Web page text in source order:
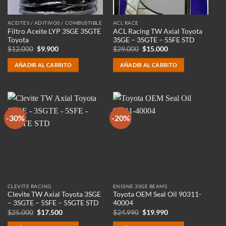
ACEITES / ADITIVOS / COMBUSTIBLE
Filtro Aceite LYP 3SGE 3SGTE
Toyota
$12.000 El
original
era:
$12.000.
$9.900El
actual
es:
$9.900.
AÑADIR AL CARRITO
ACL RACE
ACL Racing TW Axial Toyota
3SGE – 3SGTE – 5SFE STD
$29.000 El
original
era:
$29.000.
$15.000El
actual
es:
$15.000.
AÑADIR AL CARRITO
-30%
CLEVITE RACING
Clevite TW Axial Toyota 3SGE
– 3SGTE – 5SFE – 5SGTE STD
$25.000 El
$17.500El
-20%
ENGINE 3SGE BEAMS
Toyota OEM Seal Oil 90311-
40004
$24.990 El
$19.990El